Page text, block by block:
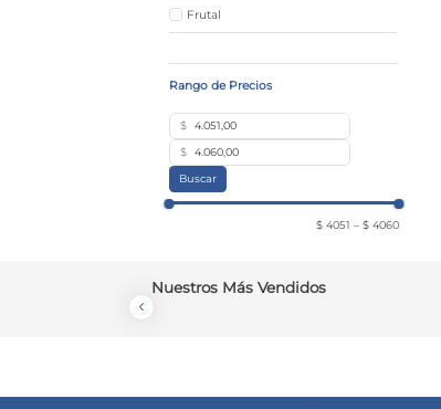
Frutal
$
$
Buscar
$ 4051 – $ 4060
Nuestros Más Vendidos